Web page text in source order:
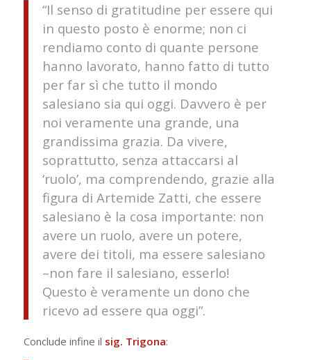
“Il senso di gratitudine per essere qui
in questo posto è enorme; non ci
rendiamo conto di quante persone
hanno lavorato, hanno fatto di tutto
per far sì che tutto il mondo
salesiano sia qui oggi. Davvero è per
noi veramente una grande, una
grandissima grazia. Da vivere,
soprattutto, senza attaccarsi al
‘ruolo’, ma comprendendo, grazie alla
figura di Artemide Zatti, che essere
salesiano è la cosa importante: non
avere un ruolo, avere un potere,
avere dei titoli, ma essere salesiano
–non fare il salesiano, esserlo!
Questo è veramente un dono che
ricevo ad essere qua oggi”.
Conclude infine il sig. Trigona: